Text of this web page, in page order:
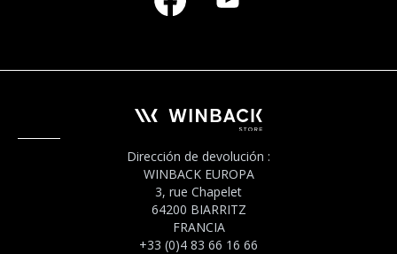
Dirección de devolución :
WINBACK EUROPA
3, rue Chapelet
64200 BIARRITZ
FRANCIA
+33 (0)4 83 66 16 66